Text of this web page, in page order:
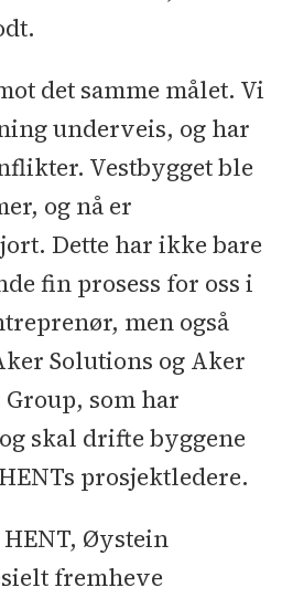
det samme målet. Vi
underveis, og har
Vestbygget ble
og nå er
Dette har ikke bare
fin prosess for oss i
men også
Solutions og Aker
Group, som har
skal drifte byggene
prosjektledere.
Øystein
fremheve